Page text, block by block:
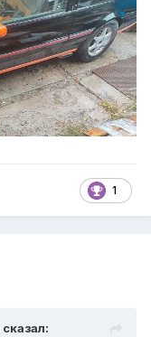
1
сказал: